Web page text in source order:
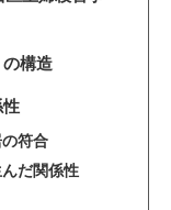
構造
性
符合
だ関係性